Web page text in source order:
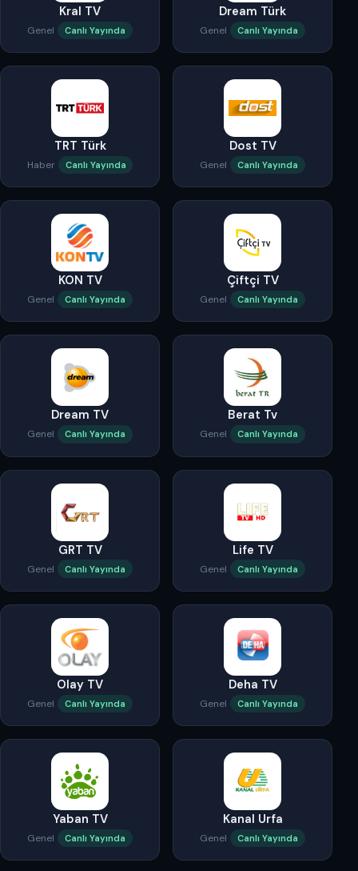
Kral TV
Genel Canlı Yayında
Dream Türk
Genel Canlı Yayında
TRT Türk
Haber Canlı Yayında
Dost TV
Genel Canlı Yayında
KON TV
Genel Canlı Yayında
Çiftçi TV
Genel Canlı Yayında
Dream TV
Genel Canlı Yayında
Berat Tv
Genel Canlı Yayında
GRT TV
Genel Canlı Yayında
Life TV
Genel Canlı Yayında
Olay TV
Genel Canlı Yayında
Deha TV
Genel Canlı Yayında
Yaban TV
Genel Canlı Yayında
Kanal Urfa
Genel Canlı Yayında